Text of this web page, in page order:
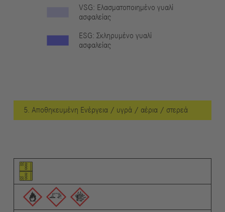
VSG: Ελασματοποιημένο γυαλί
ασφαλείας
ESG: Σκληρυμένο γυαλί
ασφαλείας
5. Αποθηκευμένη Ενέργεια / υγρά / αέρια / στερεά
Εικονόγραμμα του στοιχείου
Εικονογράμματα των προειδοποιήσεων
Περιγραφή